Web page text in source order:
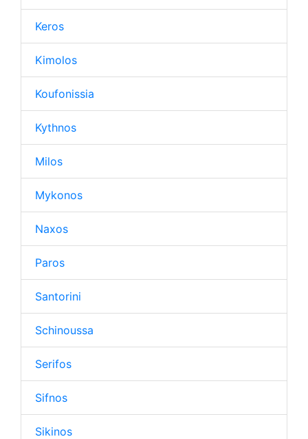
Keros
Kimolos
Koufonissia
Kythnos
Milos
Mykonos
Naxos
Paros
Santorini
Schinoussa
Serifos
Sifnos
Sikinos